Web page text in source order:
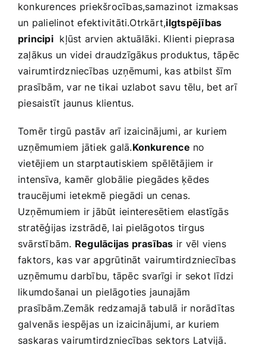
konkurences priekšrocības,samazinot ‌izmaksas
un palielinot efektivitāti.Otrkārt,ilgtspējības‍
principi‍ kļūst arvien aktuālāki. Klienti pieprasa
zaļākus un videi ​draudzīgākus produktus, tāpēc⁢
vairumtirdzniecības uzņēmumi,​ kas atbilst šīm‍
prasībām, var ne tikai uzlabot savu tēlu, bet arī
piesaistīt jaunus ⁣klientus.
Tomēr tirgū pastāv⁤ arī ‌izaicinājumi, ar kuriem
uzņēmumiem jātiek galā.Konkurence no
vietējiem un starptautiskiem spēlētājiem ir
⁣intensīva, ⁣kamēr ‌globālie ⁤piegādes ķēdes
traucējumi ⁤ietekmē piegādi ‍un ⁤cenas.
Uzņēmumiem​ ir jābūt ieinteresētiem⁤ elastīgās
stratēģijas izstrādē, lai pielāgotos​ tirgus
svārstībām. Regulācijas prasības ir ‌vēl viens
faktors, kas⁤ var apgrūtināt ⁣vairumtirdzniecības
uzņēmumu⁢ darbību, tāpēc svarīgi ir sekot​ līdzi
likumdošanai un ‌pielāgoties jaunajām⁣
prasībām.Zemāk redzamajā ‍tabulā ir norādītas​
galvenās iespējas un izaicinājumi, ar kuriem
‍saskaras vairumtirdzniecības sektors Latvijā.